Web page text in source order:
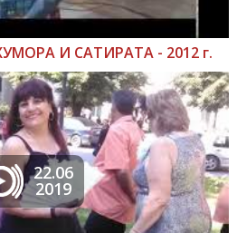
И САТИРАТА - 2012 г.
22.06
2019